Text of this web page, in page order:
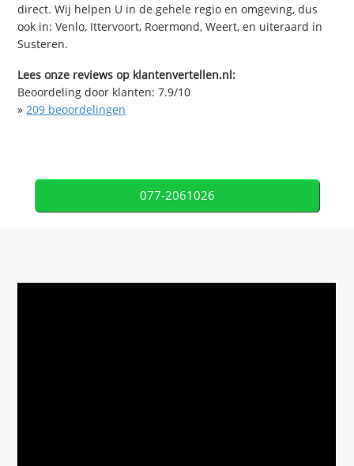
direct. Wij helpen U in de gehele regio en omgeving, dus
ook in: Venlo, Ittervoort, Roermond, Weert, en uiteraard in
Susteren.
Lees onze reviews op klantenvertellen.nl:
Beoordeling door klanten:7.9/10
» 209 beoordelingen
077-2061026